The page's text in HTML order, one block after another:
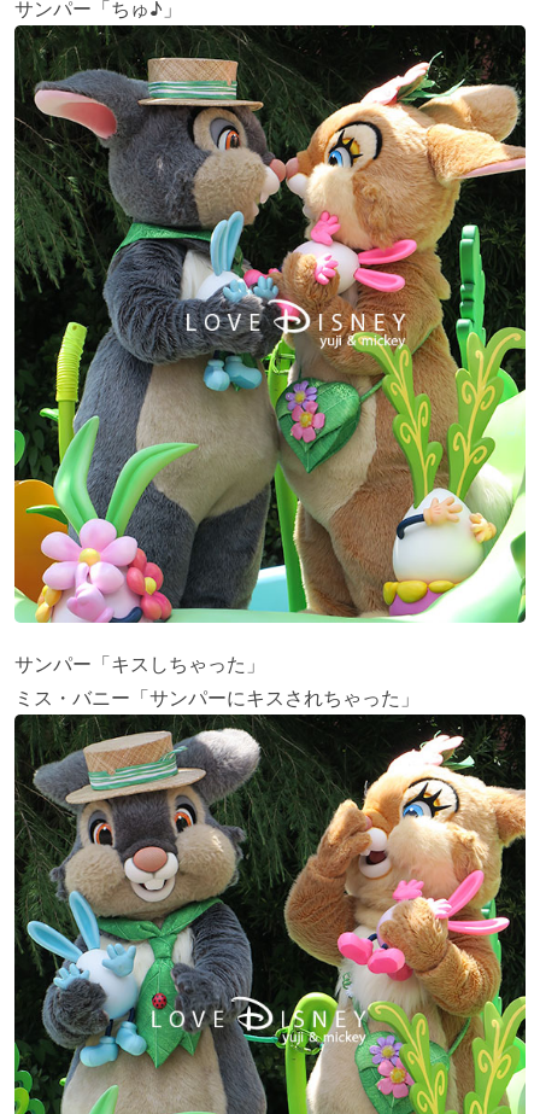
サンパー「ちゅ♪」
サンパー「キスしちゃった」
ミス・バニー「サンパーにキスされちゃった」